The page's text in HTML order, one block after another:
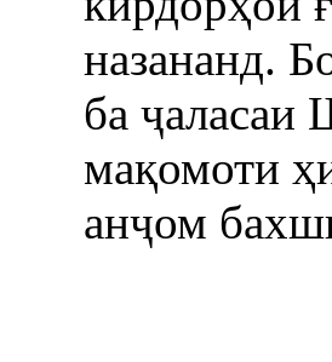
назананд.
ба ҷаласаи
мақомоти
анҷом